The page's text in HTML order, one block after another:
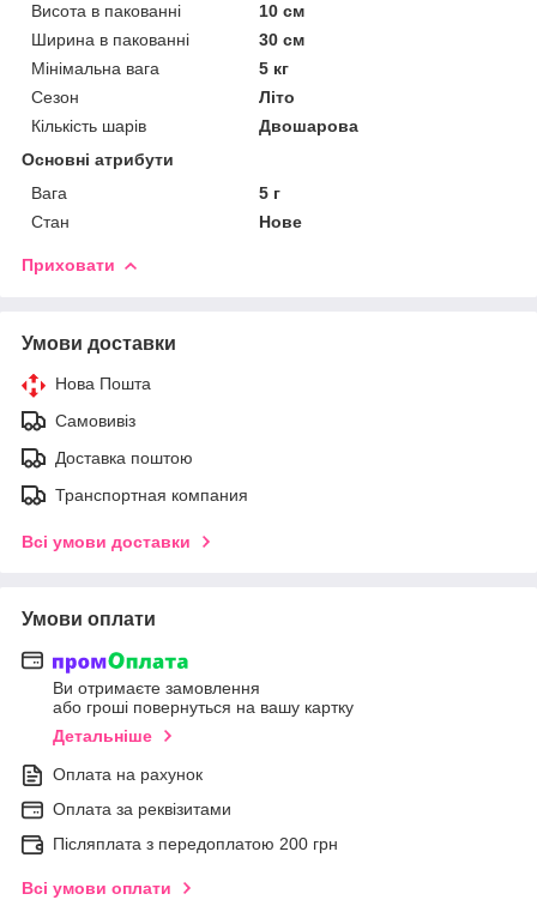
Висота в пакованні
10 см
Ширина в пакованні
30 см
Мінімальна вага
5 кг
Сезон
Літо
Кількість шарів
Двошарова
Основні атрибути
Вага
5 г
Стан
Нове
Приховати
Умови доставки
Нова Пошта
Самовивіз
Доставка поштою
Транспортная компания
Всі умови доставки
Умови оплати
Ви отримаєте замовлення
або гроші повернуться на вашу картку
Детальніше
Оплата на рахунок
Оплата за реквізитами
Післяплата з передоплатою 200 грн
Всі умови оплати